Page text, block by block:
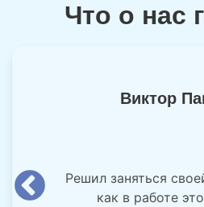
Что о нас
Виктор
Решил заняться
как в работе